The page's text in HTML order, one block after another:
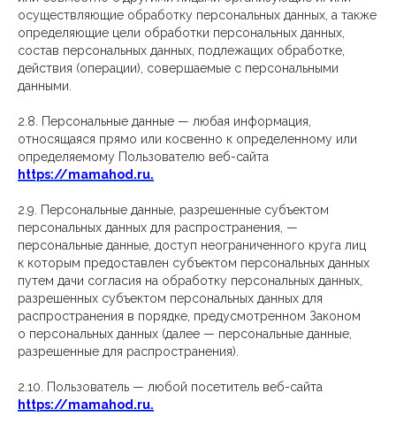
осуществляющие обработку персональных данных, а также
определяющие цели обработки персональных данных,
состав персональных данных, подлежащих обработке,
действия (операции), совершаемые с персональными
данными.
2.8. Персональные данные — любая информация,
относящаяся прямо или косвенно к определенному или
определяемому Пользователю веб-сайта
https://mamahod.ru.
2.9. Персональные данные, разрешенные субъектом
персональных данных для распространения, —
персональные данные, доступ неограниченного круга лиц
к которым предоставлен субъектом персональных данных
путем дачи согласия на обработку персональных данных,
разрешенных субъектом персональных данных для
распространения в порядке, предусмотренном Законом
о персональных данных (далее — персональные данные,
разрешенные для распространения).
2.10. Пользователь — любой посетитель веб-сайта
https://mamahod.ru.